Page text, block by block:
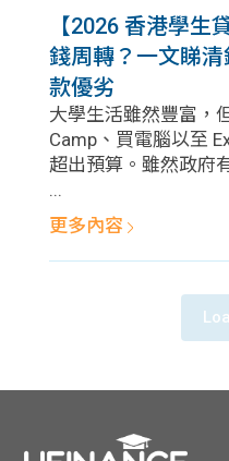
【2026 香港學生
錢周轉？一文睇
款優劣
大學生活雖然豐富，
Camp、買電腦以至
超出預算。雖然政府
...
更多內容